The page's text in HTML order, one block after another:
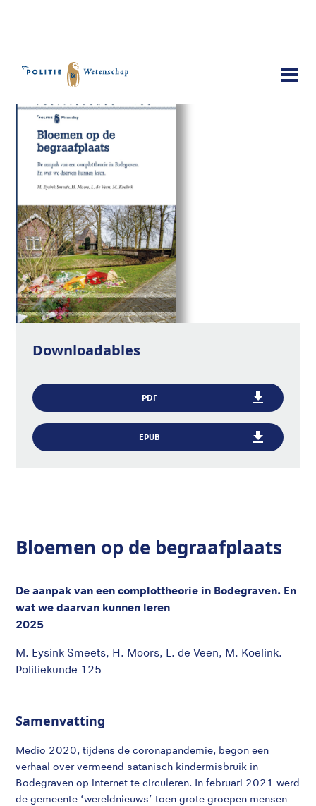
Publicaties Bloemen op de begraafplaats
Downloadables
PDF
EPUB
Bloemen op de begraafplaats
De aanpak van een complottheorie in Bodegraven. En
wat we daarvan kunnen leren
2025
M. Eysink Smeets, H. Moors, L. de Veen, M. Koelink.
Politiekunde 125
Samenvatting
Medio 2020, tijdens de coronapandemie, begon een
verhaal over vermeend satanisch kindermisbruik in
Bodegraven op internet te circuleren. In februari 2021 werd
de gemeente ‘wereldnieuws’ toen grote groepen mensen